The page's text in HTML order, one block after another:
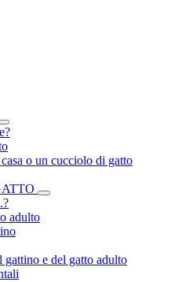
o un cucciolo di gatto
adulto
gattino e del gatto adulto